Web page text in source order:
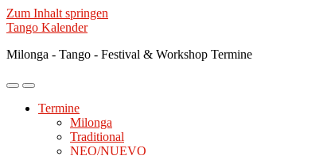
Zum Inhalt springen
Tango Kalender
Milonga - Tango - Festival & Workshop Termine
Mobile-
ein-/ausblenden
Suchfeld
ein-/ausblenden
Termine
Milonga
Traditional
NEO/NUEVO